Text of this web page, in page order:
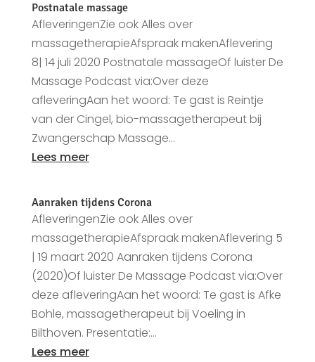
Postnatale massage
AfleveringenZie ook Alles over
massagetherapieAfspraak makenAflevering
8| 14 juli 2020 Postnatale massageOf luister De
Massage Podcast via:Over deze
afleveringAan het woord: Te gast is Reintje
van der Cingel, bio-massagetherapeut bij
Zwangerschap Massage...
Lees meer
Aanraken tijdens Corona
AfleveringenZie ook Alles over
massagetherapieAfspraak makenAflevering 5
| 19 maart 2020 Aanraken tijdens Corona
(2020)Of luister De Massage Podcast via:Over
deze afleveringAan het woord: Te gast is Afke
Bohle, massagetherapeut bij Voeling in
Bilthoven. Presentatie:...
Lees meer